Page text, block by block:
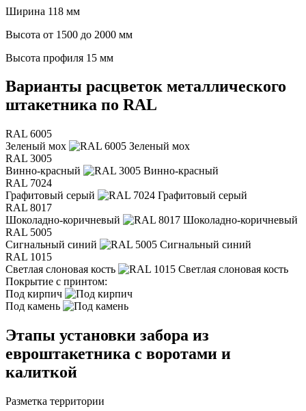
Ширина 118 мм
Высота от 1500 до 2000 мм
Высота профиля 15 мм
Варианты расцветок металлического
штакетника по RAL
RAL 6005
Зеленый мох
RAL 3005
Винно-красный
RAL 7024
Графитовый серый
RAL 8017
Шоколадно-коричневый
RAL 5005
Сигнальный синий
RAL 1015
Светлая слоновая кость
Покрытие с принтом:
Под кирпич
Под камень
Этапы установки забора из
евроштакетника с воротами и
калиткой
Разметка территории